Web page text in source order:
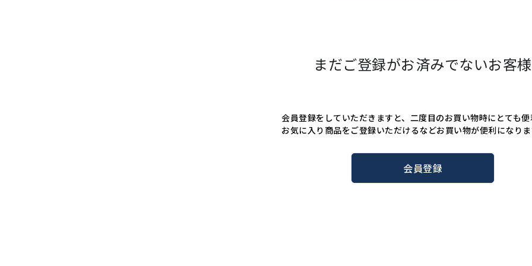
まだご登録がお済みでないお客様
会員登録をしていただきますと、二度目のお買い物時にとても便
お気に入り商品をご登録いただけるなどお買い物が便利になりま
会員登録